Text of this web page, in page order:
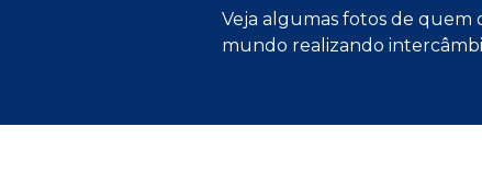
Veja algumas fotos de quem
mundo realizando